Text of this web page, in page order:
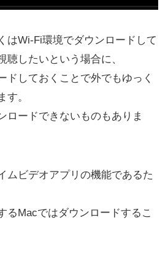
はWi-Fi環境でダウンロードして
聴したいという場合に、
ドしておくことで外でもゆっく
す。
ロードできないものもありま
ムビデオアプリの機能であるた
るMacではダウンロードするこ